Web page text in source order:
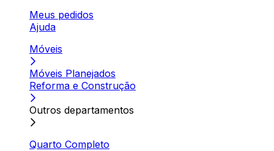
Meus pedidos
Ajuda
Móveis
Móveis Planejados
Reforma e Construção
Outros departamentos
Quarto Completo